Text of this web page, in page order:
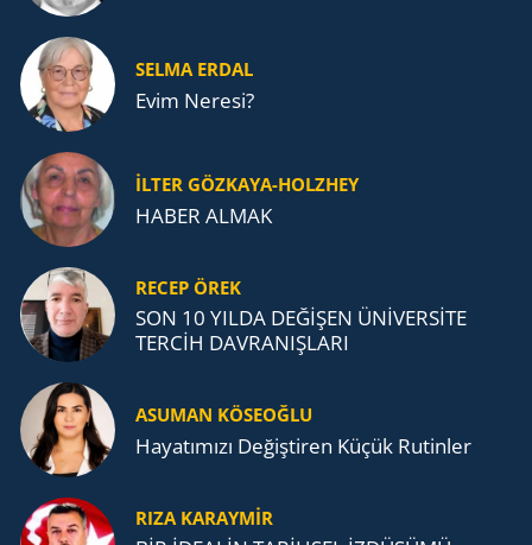
SELMA ERDAL
Evim Neresi?
İLTER GÖZKAYA-HOLZHEY
HABER ALMAK
RECEP ÖREK
SON 10 YILDA DEĞİŞEN ÜNİVERSİTE
TERCİH DAVRANIŞLARI
ASUMAN KÖSEOĞLU
Ha­ya­tı­mı­zı De­ğiş­ti­ren Küçük Ru­tin­ler
RIZA KARAYMIR